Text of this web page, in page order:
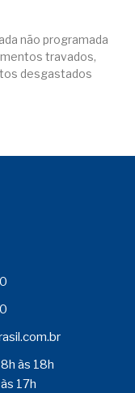
não programada
travados,
desgastados
às 18h
17h